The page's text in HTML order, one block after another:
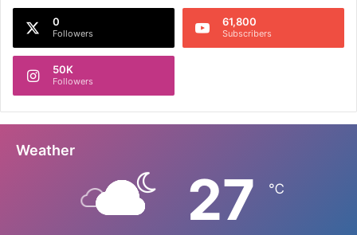
0
Followers
61,800
Subscribers
50K
Followers
Weather
27 ℃